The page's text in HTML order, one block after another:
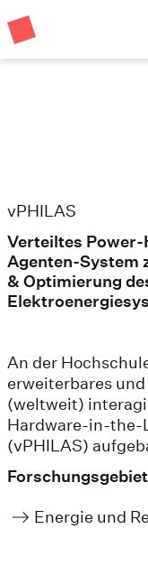
vPHILAS
Verteiltes
Agenten-System
& Optimierung
An der
erweiterbares
(weltweit)
Hardware-in-the-
(vPHILAS)
Energie und